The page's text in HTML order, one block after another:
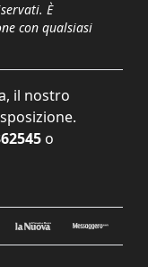
È
con qualsiasi
il nostro
o